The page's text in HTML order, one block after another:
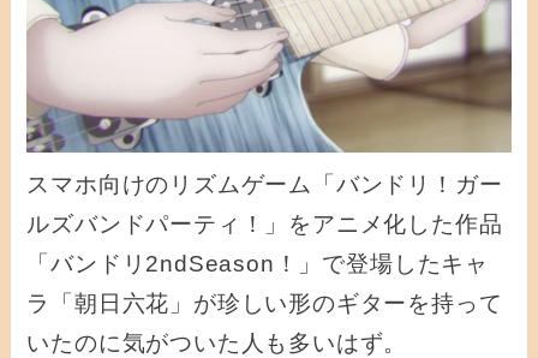
スマホ向けのリズムゲーム「バンドリ！ガー
ルズバンドパーティ！」をアニメ化した作品
「バンドリ2ndSeason！」で登場したキャ
ラ「朝日六花」が珍しい形のギターを持って
いたのに気がついた人も多いはず。